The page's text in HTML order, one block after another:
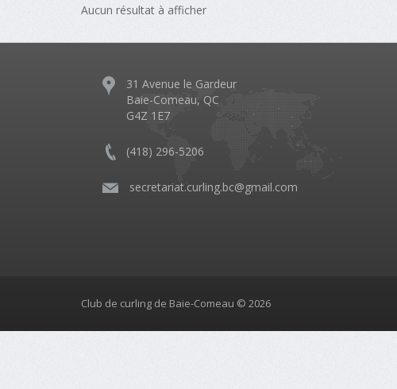
Aucun résultat à afficher
31 Avenue le Gardeur
Baie-Comeau, QC
G4Z 1E7
(418) 296-5206
secretariat.curling.bc@gmail.com
Club de curling de Baie-Comeau © 2026